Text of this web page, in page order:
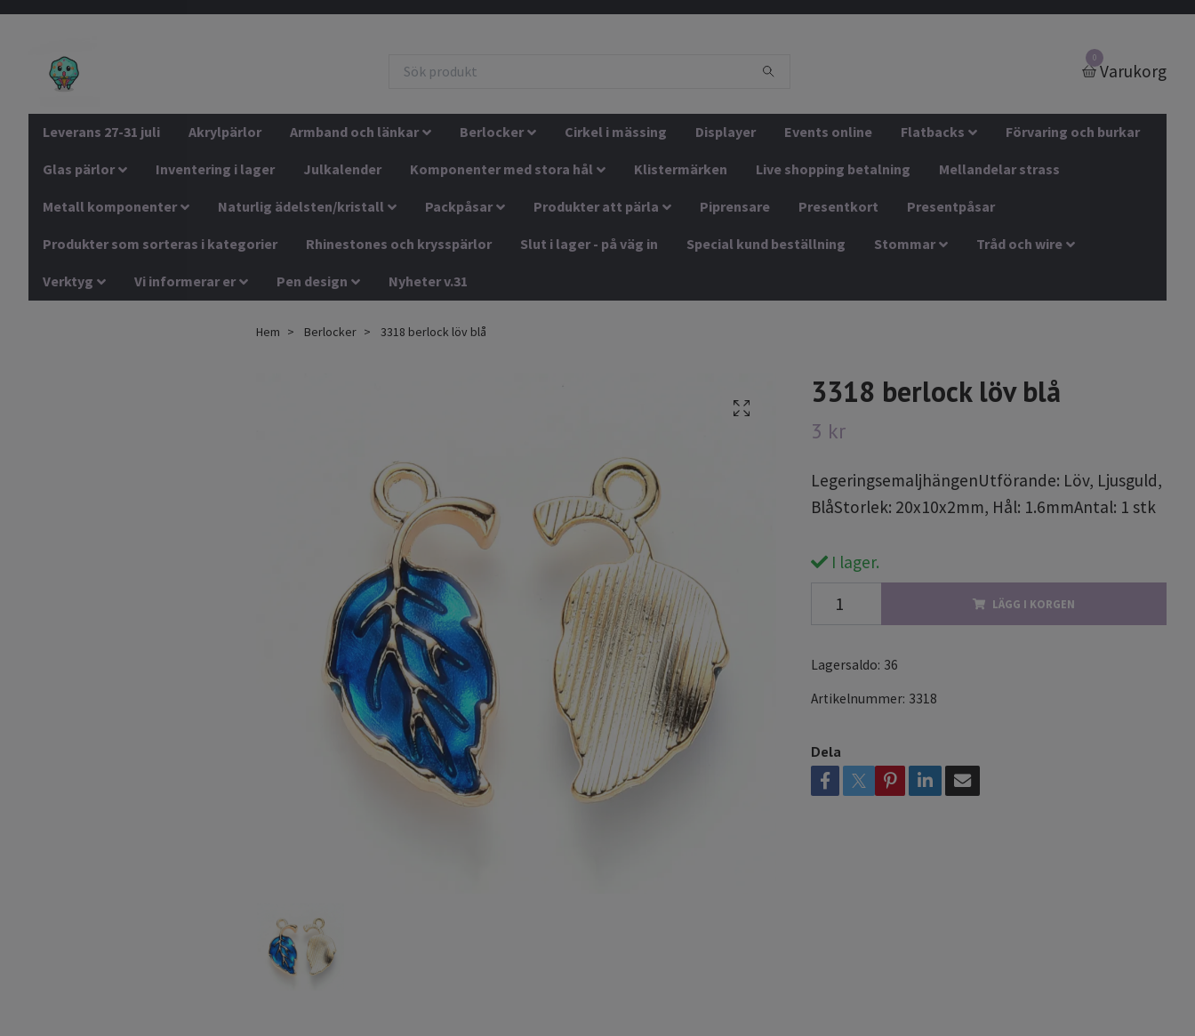
0
Varukorg
Leverans 27-31 juli Akrylpärlor Armband och länkar Berlocker Cirkel i mässing Displayer Events online Flatbacks Förvaring och burkar
Glas pärlor Inventering i lager Julkalender Komponenter med stora hål Klistermärken Live shopping betalning Mellandelar strass
Metall komponenter Naturlig ädelsten/kristall Packpåsar Produkter att pärla Piprensare Presentkort Presentpåsar
Produkter som sorteras i kategorier Rhinestones och krysspärlor Slut i lager - på väg in Special kund beställning Stommar Tråd och wire
Verktyg Vi informerar er Pen design Nyheter v.31
Hem Berlocker 3318 berlock löv blå
3318 berlock löv blå
3 kr
LegeringsemaljhängenUtförande: Löv, Ljusguld,
BlåStorlek: 20x10x2mm, Hål: 1.6mmAntal: 1 stk
I lager.
LÄGG I KORGEN
Lagersaldo: 36
Artikelnummer: 3318
Dela